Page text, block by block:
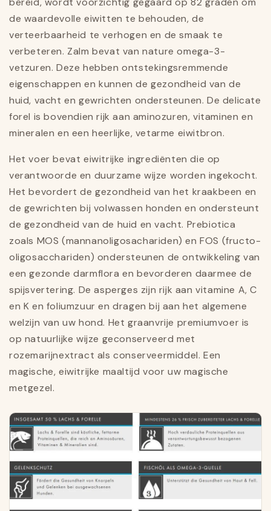
de waardevolle eiwitten te behouden, de
verteerbaarheid te verhogen en de smaak te
verbeteren. Zalm bevat van nature omega-3-
vetzuren. Deze hebben ontstekingsremmende
eigenschappen en kunnen de gezondheid van de
huid, vacht en gewrichten ondersteunen. De delicate
forel is bovendien rijk aan aminozuren, vitaminen en
mineralen en een heerlijke, vetarme eiwitbron.
Het voer bevat eiwitrijke ingrediënten die op
verantwoorde en duurzame wijze worden ingekocht.
Het bevordert de gezondheid van het kraakbeen en
de gewrichten bij volwassen honden en ondersteunt
de gezondheid van de huid en vacht. Prebiotica
zoals MOS (mannanoligosachariden) en FOS (fructo-
oligosacchariden) ondersteunen de ontwikkeling van
een gezonde darmflora en bevorderen daarmee de
spijsvertering. De asperges zijn rijk aan vitamine A, C
en K en foliumzuur en dragen bij aan het algemene
welzijn van uw hond. Het graanvrije premiumvoer is
op natuurlijke wijze geconserveerd met
rozemarijnextract als conserveermiddel. Een
magische, eiwitrijke maaltijd voor uw magische
metgezel.